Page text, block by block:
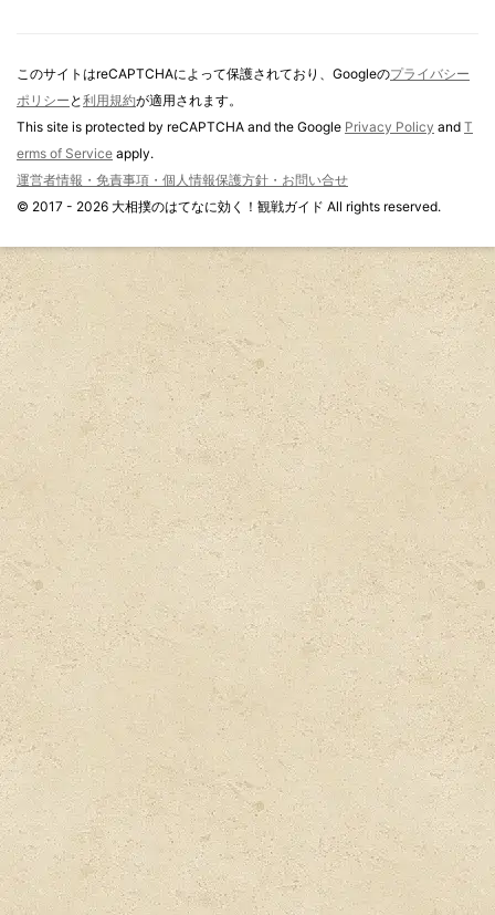
このサイトはreCAPTCHAによって保護されており、Googleのプライバシー
ポリシー と利用規約が適用されます。
This site is protected by reCAPTCHA and the Google Privacy Policy and T
erms of Service apply.
運営者情報・免責事項・個人情報保護方針・お問い合せ
© 2017 - 2026 大相撲のはてなに効く！観戦ガイド All rights reserved.